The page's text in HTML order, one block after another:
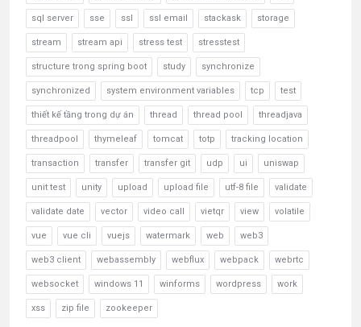
sql server sse ssl ssl email stackask storage
stream stream api stress test stresstest
structure trong spring boot study synchronize
synchronized system environment variables tcp test
thiết kế tầng trong dự án thread thread pool threadjava
threadpool thymeleaf tomcat totp tracking location
transaction transfer transfer git udp ui uniswap
unit test unity upload upload file utf-8 file validate
validate date vector video call vietqr view volatile
vue vue cli vuejs watermark web web3
web3 client webassembly webflux webpack webrtc
websocket windows 11 winforms wordpress work
xss zip file zookeeper